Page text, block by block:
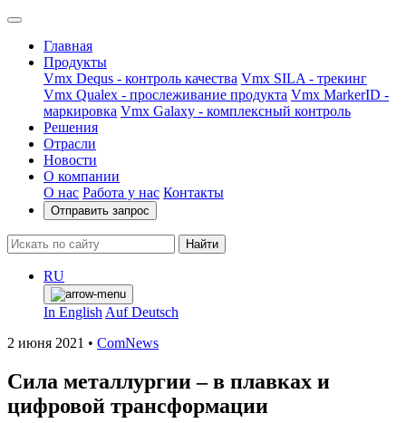
Главная
Продукты
Vmx Dequs - контроль качества Vmx SILA - трекинг
Vmx Qualex - прослеживание продукта Vmx MarkerID -
маркировка Vmx Galaxy - комплексный контроль
Решения
Отрасли
Новости
О компании
О нас Работа у нас Контакты
Отправить запрос
Найти
RU
In English Auf Deutsch
2 июня 2021 • ComNews
Сила металлургии – в плавках и
цифровой трансформации